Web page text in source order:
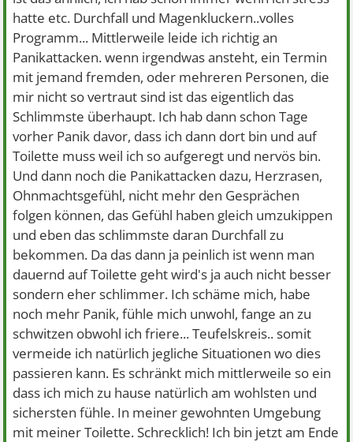
hatte etc. Durchfall und Magenkluckern..volles
Programm... Mittlerweile leide ich richtig an
Panikattacken. wenn irgendwas ansteht, ein Termin
mit jemand fremden, oder mehreren Personen, die
mir nicht so vertraut sind ist das eigentlich das
Schlimmste überhaupt. Ich hab dann schon Tage
vorher Panik davor, dass ich dann dort bin und auf
Toilette muss weil ich so aufgeregt und nervös bin.
Und dann noch die Panikattacken dazu, Herzrasen,
Ohnmachtsgefühl, nicht mehr den Gesprächen
folgen können, das Gefühl haben gleich umzukippen
und eben das schlimmste daran Durchfall zu
bekommen. Da das dann ja peinlich ist wenn man
dauernd auf Toilette geht wird's ja auch nicht besser
sondern eher schlimmer. Ich schäme mich, habe
noch mehr Panik, fühle mich unwohl, fange an zu
schwitzen obwohl ich friere... Teufelskreis.. somit
vermeide ich natürlich jegliche Situationen wo dies
passieren kann. Es schränkt mich mittlerweile so ein
dass ich mich zu hause natürlich am wohlsten und
sichersten fühle. In meiner gewohnten Umgebung
mit meiner Toilette. Schrecklich! Ich bin jetzt am Ende